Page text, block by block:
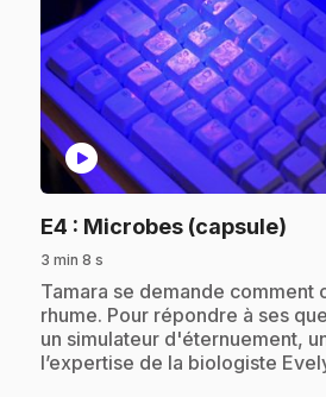
play_circle
E4 : Microbes (capsule)
3 min 8 s
.Tamara se demande comment
rhume. Pour répondre à ses
un simulateur d'éternuement,
l’expertise de la biologiste